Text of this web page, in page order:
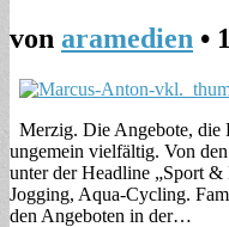
von aramedien •
Merzig. Die Angebote,
ungemein vielfältig. Von
unter der Headline „Sport
Jogging, Aqua-Cycling.
den Angeboten in der…